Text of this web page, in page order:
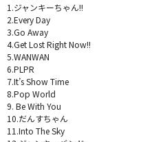
1.ジャンキーちゃん!!
2.Every Day
3.Go Away
4.Get Lost Right Now!!
5.WANWAN
6.PLPR
7.It’s Show Time
8.Pop World
9. Be With You
10.だんすちゃん
11.Into The Sky